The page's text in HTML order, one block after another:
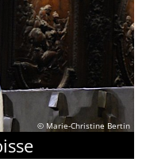
© Marie-Christine Bertin